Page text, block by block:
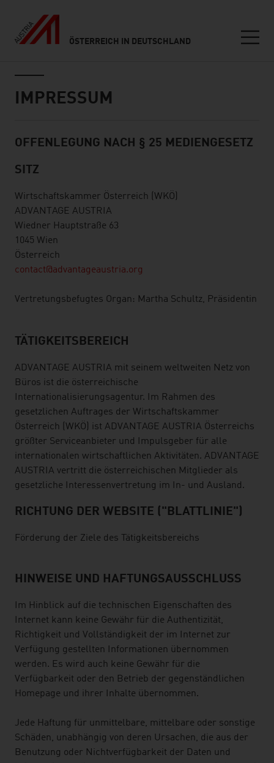
ÖSTERREICH IN DEUTSCHLAND
IMPRESSUM
listen
OFFENLEGUNG NACH § 25 MEDIENGESETZ
SITZ
Wirtschaftskammer Österreich (WKÖ)
ADVANTAGE AUSTRIA
Wiedner Hauptstraße 63
1045 Wien
Österreich
contact@advantageaustria.org
Vertretungsbefugtes Organ: Martha Schultz, Präsidentin
TÄTIGKEITSBEREICH
ADVANTAGE AUSTRIA mit seinem weltweiten Netz von
Büros ist die österreichische
Internationalisierungsagentur. Im Rahmen des
gesetzlichen Auftrages der Wirtschaftskammer
Österreich (WKÖ) ist ADVANTAGE AUSTRIA Österreichs
größter Serviceanbieter und Impulsgeber für alle
internationalen wirtschaftlichen Aktivitäten. ADVANTAGE
AUSTRIA vertritt die österreichischen Mitglieder als
gesetzliche Interessenvertretung im In- und Ausland.
RICHTUNG DER WEBSITE ("BLATTLINIE")
Förderung der Ziele des Tätigkeitsbereichs
HINWEISE UND HAFTUNGSAUSSCHLUSS
Im Hinblick auf die technischen Eigenschaften des
Internet kann keine Gewähr für die Authentizität,
Richtigkeit und Vollständigkeit der im Internet zur
Verfügung gestellten Informationen übernommen
werden. Es wird auch keine Gewähr für die
Verfügbarkeit oder den Betrieb der gegenständlichen
Homepage und ihrer Inhalte übernommen.
Jede Haftung für unmittelbare, mittelbare oder sonstige
Schäden, unabhängig von deren Ursachen, die aus der
Benutzung oder Nichtverfügbarkeit der Daten und